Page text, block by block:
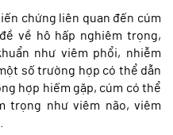
chứng liên quan đến cúm
về hô hấp nghiêm trọng,
như viêm phổi, nhiễm
số trường hợp có thể dẫn
hợp hiếm gặp, cúm có thể
trọng như viêm não, viêm